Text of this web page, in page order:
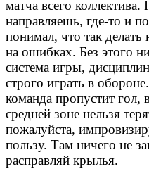
матча всего
направляешь, где-то и
понимал, что так
на ошибках. Без этого
система игры,
строго играть в
команда пропустит гол,
средней зоне нельзя
пожалуйста,
пользу. Там ничего не
расправляй крылья.